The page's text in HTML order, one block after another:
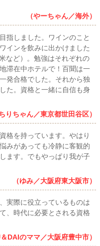
（やーちゃん／海外）
指しました。ワインのこと
インを飲みに出かけました
など）。勉強はそれぞれの
滞在中ホテルで！百聞は一
発合格でした。それから独
た。資格と一緒に自信も身
ちりちゃん／東京都世田谷区）
格を持っています。やはり
みがあっても冷静に客観的
ます。でもやっぱり我が子
（ゆみ／大阪府東大阪市）
実際に役立っているものは
、時代に必要とされる資格
＆DAIのママ／大阪府豊中市）